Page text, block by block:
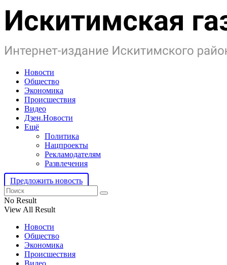
Новости
Общество
Экономика
Происшествия
Видео
Дзен.Новости
Ещё
Политика
Нацпроекты
Рекламодателям
Развлечения
Предложить новость
No Result
View All Result
Новости
Общество
Экономика
Происшествия
Видео